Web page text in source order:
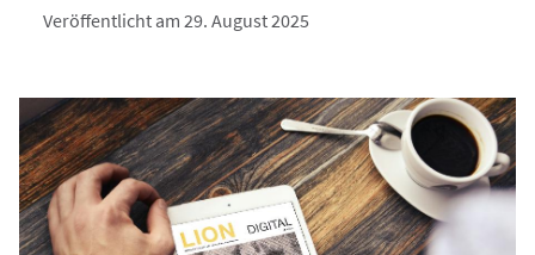
Veröffentlicht am 29. August 2025